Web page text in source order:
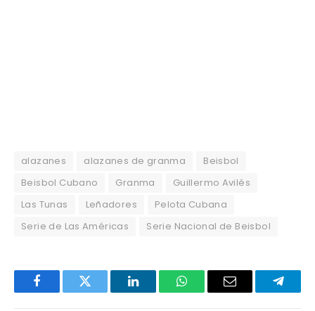
alazanes alazanes de granma
Beisbol
Beisbol Cubano
Granma
Guillermo Avilés
Las Tunas
Leñadores
Pelota Cubana
Serie de Las Américas
Serie Nacional de Beisbol
FacebookTwitter LinkedInWhatsAppEmail